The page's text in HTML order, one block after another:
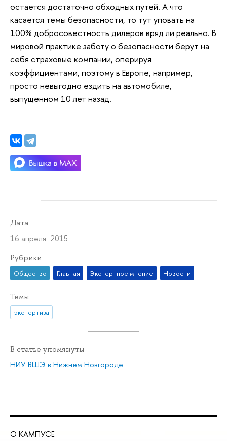
остается достаточно обходных путей. А что
касается темы безопасности, то тут уповать на
100% добросовестность дилеров вряд ли реально. В
мировой практике заботу о безопасности берут на
себя страховые компании, оперируя
коэффициентами, поэтому в Европе, например,
просто невыгодно ездить на автомобиле,
выпущенном 10 лет назад.
Дата
16 апреля 2015
Рубрики
Общество Главная Экспертное мнение Новости
Темы
экспертиза
В статье упомянуты
НИУ ВШЭ в Нижнем Новгороде
О КАМПУСЕ